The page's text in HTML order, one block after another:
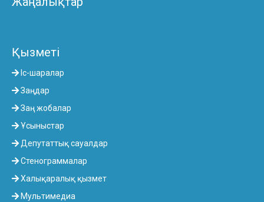
Қызметі
Іс-шаралар
Заңдар
Заң жобалар
Ұсыныстар
Депутаттық сауалдар
Стенограммалар
Халықаралық қызмет
Мультимедиа